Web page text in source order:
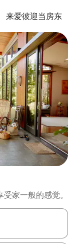
来爱彼迎当房东
家一般的感觉。
通过点击或滑动手势